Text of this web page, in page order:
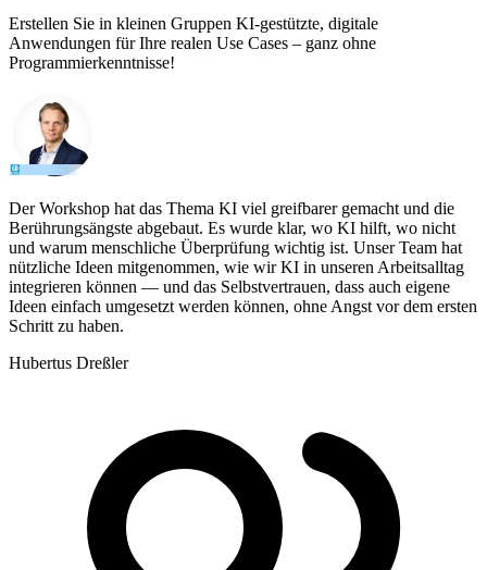
Erstellen Sie in kleinen Gruppen KI-gestützte, digitale
Anwendungen für Ihre realen Use Cases – ganz ohne
Programmierkenntnisse!
Der Workshop hat das Thema KI viel greifbarer gemacht und die
Berührungsängste abgebaut. Es wurde klar, wo KI hilft, wo nicht
und warum menschliche Überprüfung wichtig ist. Unser Team hat
nützliche Ideen mitgenommen, wie wir KI in unseren Arbeitsalltag
integrieren können — und das Selbstvertrauen, dass auch eigene
Ideen einfach umgesetzt werden können, ohne Angst vor dem ersten
Schritt zu haben.
Hubertus Dreßler